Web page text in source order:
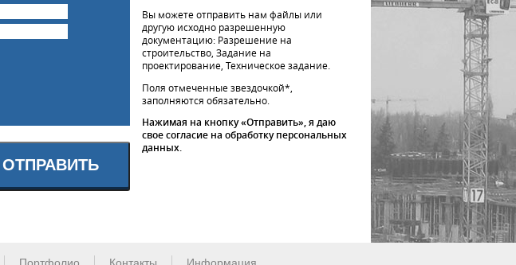
ОТПРАВИТЬ
Вы можете отправить нам файлы или
другую исходно разрешенную
документацию: Разрешение на
строительство, Задание на
проектирование, Техническое задание.
Поля отмеченные звездочкой*,
заполняются обязательно.
Нажимая на кнопку «Отправить», я даю
свое согласие на обработку персональных
данных.